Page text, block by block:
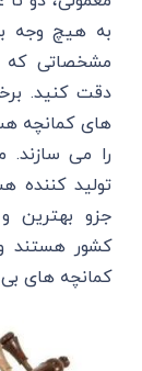
به هیچ وجه
مشخصاتی که
دقت کنید.
های کمانچه
را می سازند.
تولید کننده
جزو بهترین
کشور هستند
کمانچه های